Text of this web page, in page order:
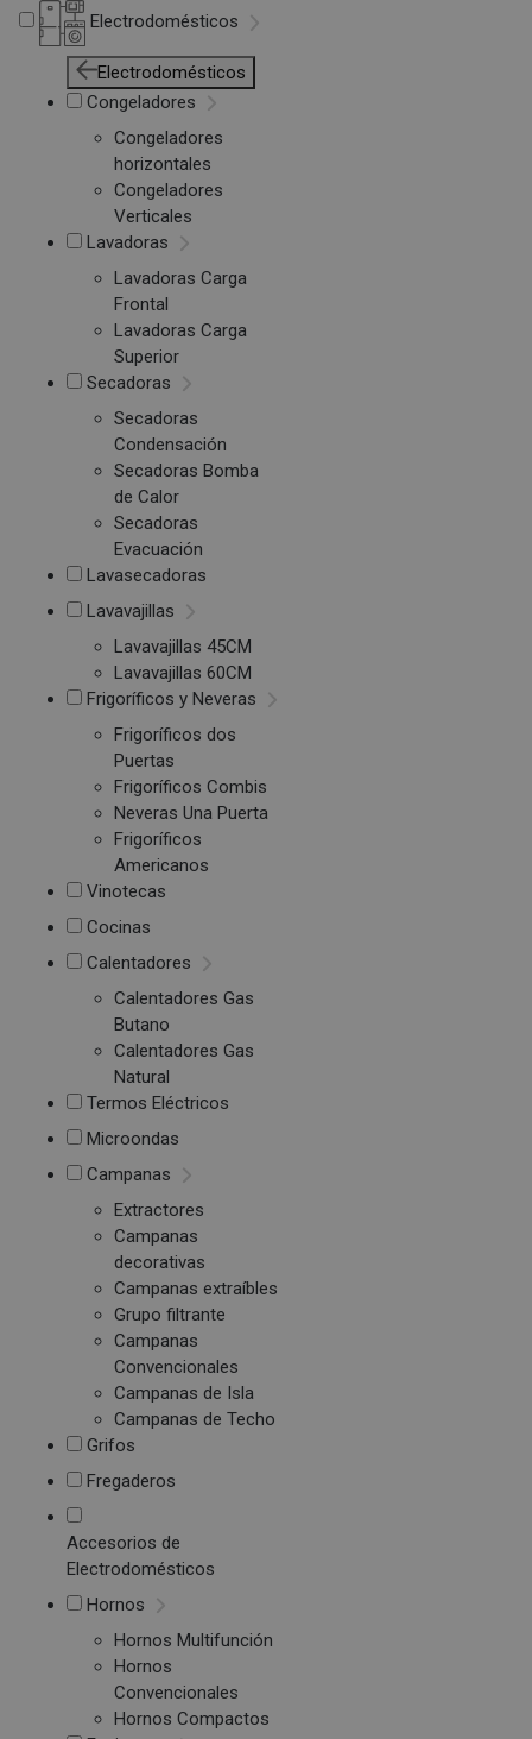
Electrodomésticos
Electrodomésticos
Congeladores
Congeladores
horizontales
Congeladores
Verticales
Lavadoras
Lavadoras Carga
Frontal
Lavadoras Carga
Superior
Secadoras
Secadoras
Condensación
Secadoras Bomba
de Calor
Secadoras
Evacuación
Lavasecadoras
Lavavajillas
Lavavajillas 45CM
Lavavajillas 60CM
Frigoríficos y Neveras
Frigoríficos dos
Puertas
Frigoríficos Combis
Neveras Una Puerta
Frigoríficos
Americanos
Vinotecas
Cocinas
Calentadores
Calentadores Gas
Butano
Calentadores Gas
Natural
Termos Eléctricos
Microondas
Campanas
Extractores
Campanas
decorativas
Campanas extraíbles
Grupo filtrante
Campanas
Convencionales
Campanas de Isla
Campanas de Techo
Grifos
Fregaderos
Accesorios de
Electrodomésticos
Hornos
Hornos Multifunción
Hornos
Convencionales
Hornos Compactos